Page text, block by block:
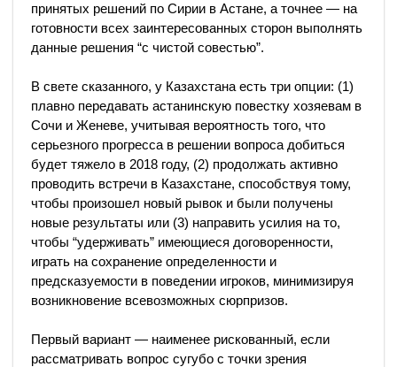
принятых решений по Сирии в Астане, а точнее — на
готовности всех заинтересованных сторон выполнять
данные решения “с чистой совестью”.
В свете сказанного, у Казахстана есть три опции: (1)
плавно передавать астанинскую повестку хозяевам в
Сочи и Женеве, учитывая вероятность того, что
серьезного прогресса в решении вопроса добиться
будет тяжело в 2018 году, (2) продолжать активно
проводить встречи в Казахстане, способствуя тому,
чтобы произошел новый рывок и были получены
новые результаты или (3) направить усилия на то,
чтобы “удерживать” имеющиеся договоренности,
играть на сохранение определенности и
предсказуемости в поведении игроков, минимизируя
возникновение всевозможных сюрпризов.
Первый вариант — наименее рискованный, если
рассматривать вопрос сугубо с точки зрения